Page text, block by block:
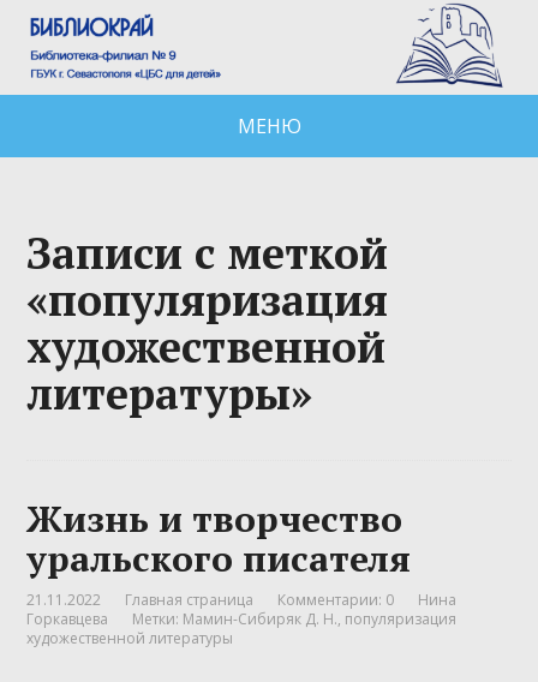
МЕНЮ
Записи с меткой
«популяризация
художественной
литературы»
Жизнь и творчество
уральского писателя
21.11.2022 Главная страница Комментарии: 0
Нина
Горкавцева
Метки: Мамин-Сибиряк Д. Н., популяризация
художественной литературы